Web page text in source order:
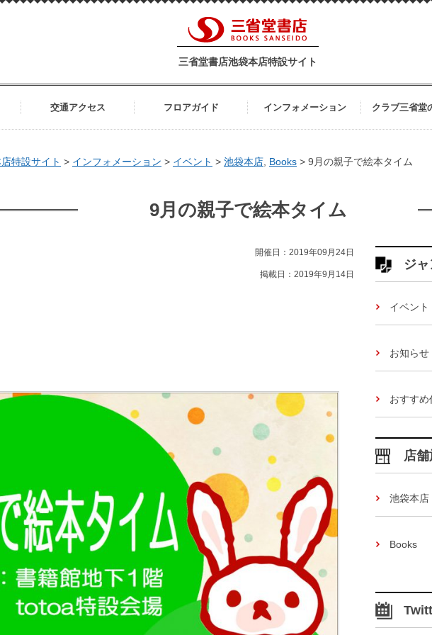
三省堂書店池袋本店特設サイト
交通アクセス フロアガイド インフォメーション クラブ三省堂
特設サイト > インフォメーション > イベント > 池袋本店 Books > 9月の親子で絵本タイム
9月の親子で絵本タイム
開催日：2019年09月24日
掲載日：2019年9月14日
ジ
イベント
お知らせ
おすすめ
店
池袋本店
Books